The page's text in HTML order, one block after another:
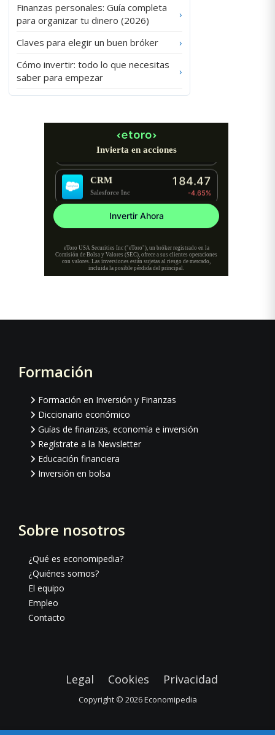
Finanzas personales: Guía completa
para organizar tu dinero (2026)
›
Claves para elegir un buen bróker
›
Cómo invertir: todo lo que necesitas
saber para empezar
›
Footer
Formación
Formación en Inversión y Finanzas
Diccionario económico
Guías de finanzas, economía e inversión
Regístrate a la Newsletter
Educación financiera
Inversión en bolsa
Sobre nosotros
¿Qué es economipedia?
¿Quiénes somos?
El equipo
Empleo
Contacto
Legal Cookies Privacidad
Copyright © 2026Economipedia